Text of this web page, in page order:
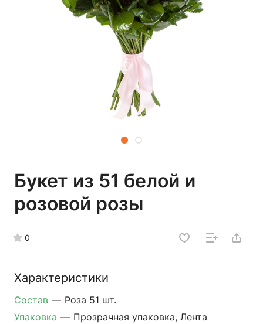
Букет из 51 белой и
розовой розы
0
Характеристики
Состав — Роза 51 шт.
Упаковка — Прозрачная упаковка, Лента